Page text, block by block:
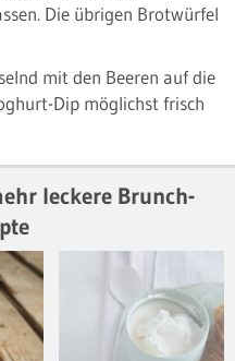
Die übrigen Brotwürfel
mit den Beeren auf die
Dip möglichst frisch
leckere Brunch-